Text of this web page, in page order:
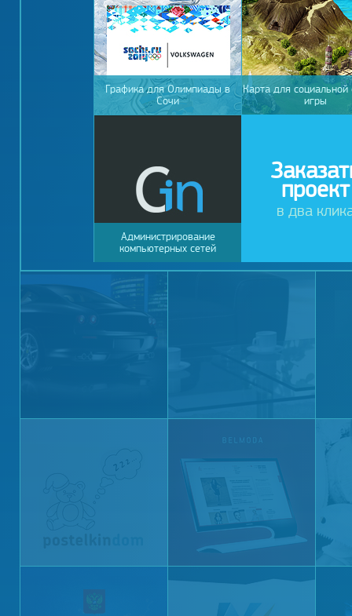
Графика для Олимпиады в
Сочи
Карта для социальной
игры
Администрирование
компьютерных сетей
проект
в два